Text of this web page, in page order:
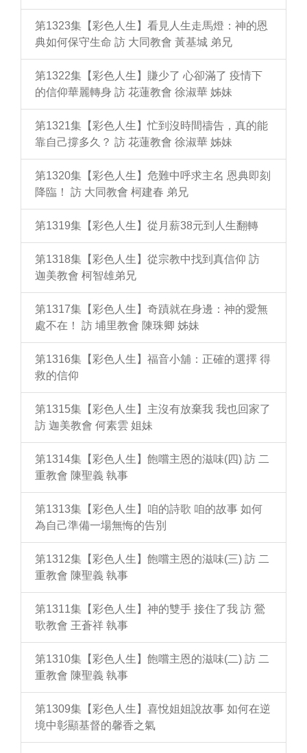
第1323集【彩色人生】看見人生走馬燈：神的恩
典如何保守生命 訪 大同教會 黃基城 弟兄
第1322集【彩色人生】賺少了 心卻滿了 疫情下
的信仰華麗轉身 訪 花蓮教會 徐淑華 姊妹
第1321集【彩色人生】忙到沒時間禱告，真的能
靠自己撐多久？ 訪 花蓮教會 徐淑華 姊妹
第1320集【彩色人生】危難中呼求主名 恩典即刻
降臨！ 訪 大同教會 柯建春 弟兄
第1319集【彩色人生】從月薪38元到人生翻轉
第1318集【彩色人生】從宗教中找到真信仰 訪
迦美教會 柯智雄弟兄
第1317集【彩色人生】奇蹟就在身邊：神的愛無
處不在！ 訪 埔里教會 陳珠卿 姊妹
第1316集【彩色人生】福音小舖：正確的選擇 得
救的信仰
第1315集【彩色人生】主沒有放棄我 我也回家了
訪 迦美教會 何素雲 姐妹
第1314集【彩色人生】飽嚐主恩的滋味(四) 訪 二
重教會 陳聖義 執事
第1313集【彩色人生】咱的詩歌 咱的故事 如何
為自己準備一場無悔的告別
第1312集【彩色人生】飽嚐主恩的滋味(三) 訪 二
重教會 陳聖義 執事
第1311集【彩色人生】神的雙手 接住了我 訪 鶯
歌教會 王蒼祥 執事
第1310集【彩色人生】飽嚐主恩的滋味(二) 訪 二
重教會 陳聖義 執事
第1309集【彩色人生】喜悅姐姐說故事 如何在逆
境中彰顯基督的馨香之氣